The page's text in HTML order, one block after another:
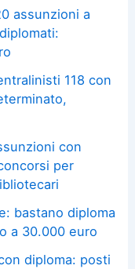
assunzioni a
118 con
con
per
bastano diploma
a 30.000 euro
diploma: posti